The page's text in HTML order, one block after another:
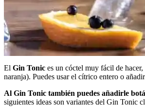
El Gin Tonic es un cóctel muy fácil de
naranja). Puedes usar el cítrico entero o
Al Gin Tonic también puedes añadirle
siguientes ideas son variantes del Gin Tonic